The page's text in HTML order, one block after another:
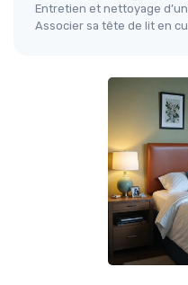
Entretien et nettoyage
Associer sa tête de lit en